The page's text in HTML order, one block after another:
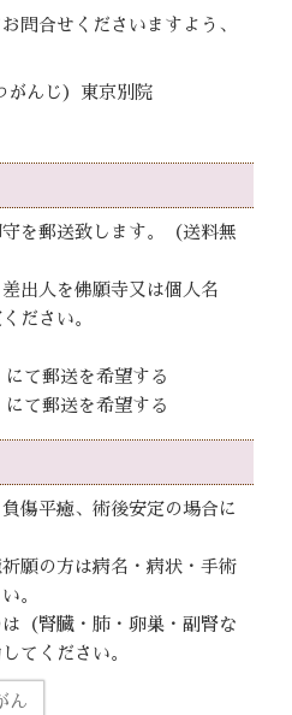
問合せくださいますよう、
がんじ）東京別院
を郵送致します。（送料無
出人を佛願寺又は個人名
ださい。
て郵送を希望する
て郵送を希望する
傷平癒、術後安定の場合に
願の方は病名・病状・手術
。
（腎臓・肺・卵巣・副腎な
てください。